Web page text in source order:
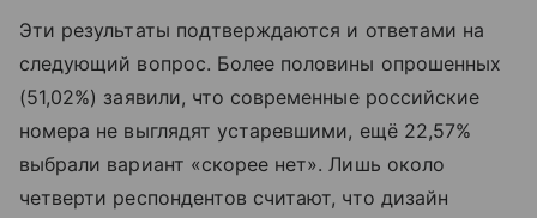
Эти результаты подтверждаются и ответами на
следующий вопрос. Более половины опрошенных
(51,02%) заявили, что современные российские
номера не выглядят устаревшими, ещё 22,57%
выбрали вариант «скорее нет». Лишь около
четверти респондентов считают, что дизайн